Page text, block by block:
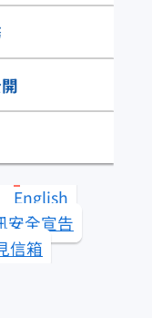
English
安全宣告
信箱